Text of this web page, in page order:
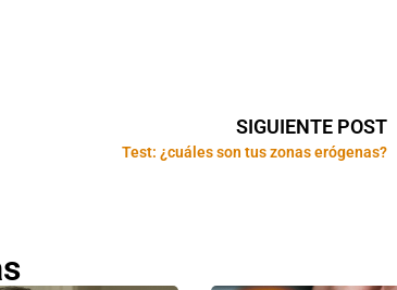
SIGUIENTE POST
Test: ¿cuáles son tus zonas erógenas?